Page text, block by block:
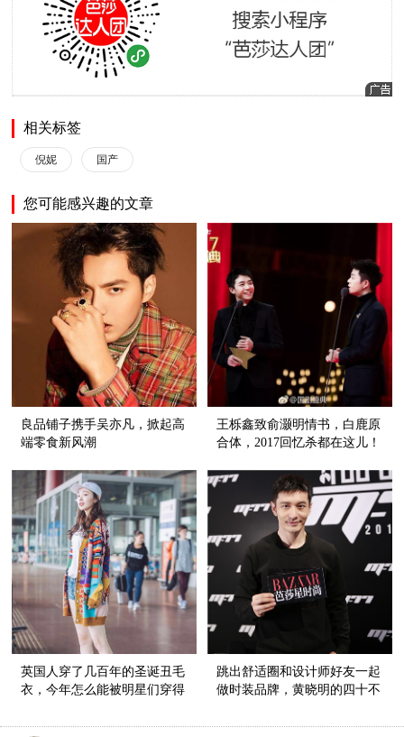
相关标签
倪妮 国产
您可能感兴趣的文章
良品铺子携手吴亦凡，掀起高
端零食新风潮
王栎鑫致俞灏明情书，白鹿原
合体，2017回忆杀都在这儿！
英国人穿了几百年的圣诞丑毛
衣，今年怎么能被明星们穿得
跳出舒适圈和设计师好友一起
做时装品牌，黄晓明的四十不